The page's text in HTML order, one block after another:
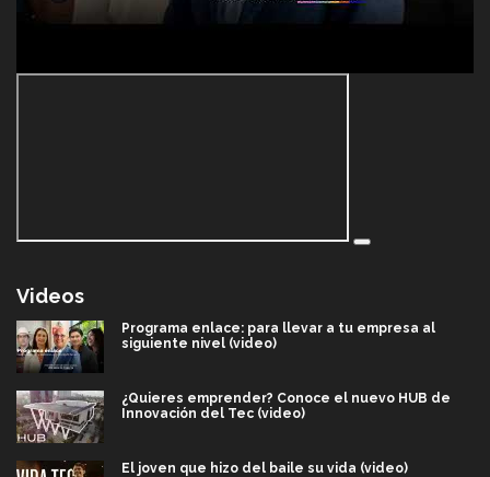
Videos
Programa enlace: para llevar a tu empresa al
siguiente nivel (video)
¿Quieres emprender? Conoce el nuevo HUB de
Innovación del Tec (video)
El joven que hizo del baile su vida (video)